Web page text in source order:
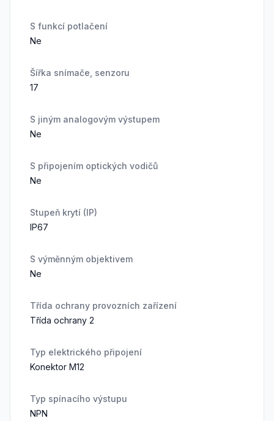
S funkcí potlačení
Ne
Šířka snímače, senzoru
17
S jiným analogovým výstupem
Ne
S připojením optických vodičů
Ne
Stupeň krytí (IP)
IP67
S výměnným objektivem
Ne
Třída ochrany provozních zařízení
Třída ochrany 2
Typ elektrického připojení
Konektor M12
Typ spínacího výstupu
NPN